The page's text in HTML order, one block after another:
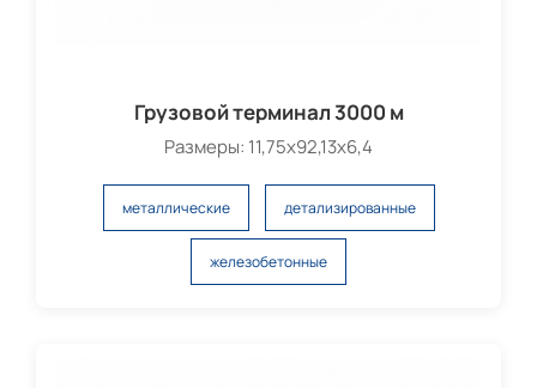
Грузовой терминал 3000 м
Размеры: 11,75х92,13х6,4
металлические детализированные
железобетонные